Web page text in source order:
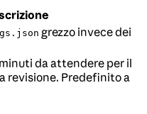
grezzo invece dei
da attendere per il
revisione. Predefinito a